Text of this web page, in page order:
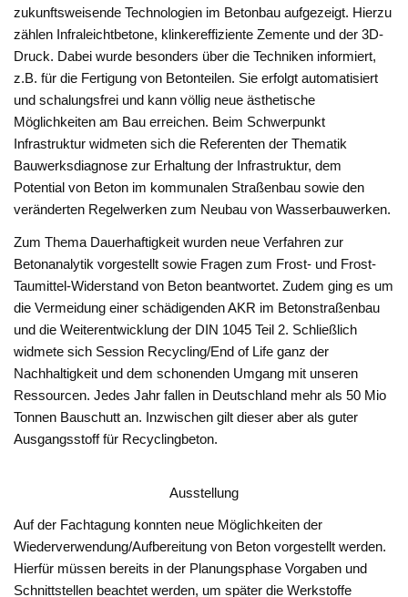
zukunftsweisende Technologien im Betonbau aufgezeigt. Hierzu
zählen Infraleichtbetone, klinkereffiziente Zemente und der 3D-
Druck. Dabei wurde besonders über die Techniken informiert,
z.B. für die Fertigung von Betonteilen. Sie erfolgt automatisiert
und schalungsfrei und kann völlig neue ästhetische
Möglichkeiten am Bau erreichen. Beim Schwerpunkt
Infrastruktur widmeten sich die Referenten der Thematik
Bauwerksdiagnose zur Erhaltung der Infrastruktur, dem
Potential von Beton im kommunalen Straßenbau sowie den
veränderten Regelwerken zum Neubau von Wasserbauwerken.
Zum Thema Dauerhaftigkeit wurden neue Verfahren zur
Betonanalytik vorgestellt sowie Fragen zum Frost- und Frost-
Taumittel-Widerstand von Beton beantwortet. Zudem ging es um
die Vermeidung einer schädigenden AKR im Betonstraßenbau
und die Weiterentwicklung der DIN 1045 Teil 2. Schließlich
widmete sich Session Recycling/End of Life ganz der
Nachhaltigkeit und dem schonenden Umgang mit unseren
Ressourcen. Jedes Jahr fallen in Deutschland mehr als 50 Mio
Tonnen Bauschutt an. Inzwischen gilt dieser aber als guter
Ausgangsstoff für Recyclingbeton.
Ausstellung
Auf der Fachtagung konnten neue Möglichkeiten der
Wiederverwendung/Aufbereitung von Beton vorgestellt werden.
Hierfür müssen bereits in der Planungsphase Vorgaben und
Schnittstellen beachtet werden, um später die Werkstoffe